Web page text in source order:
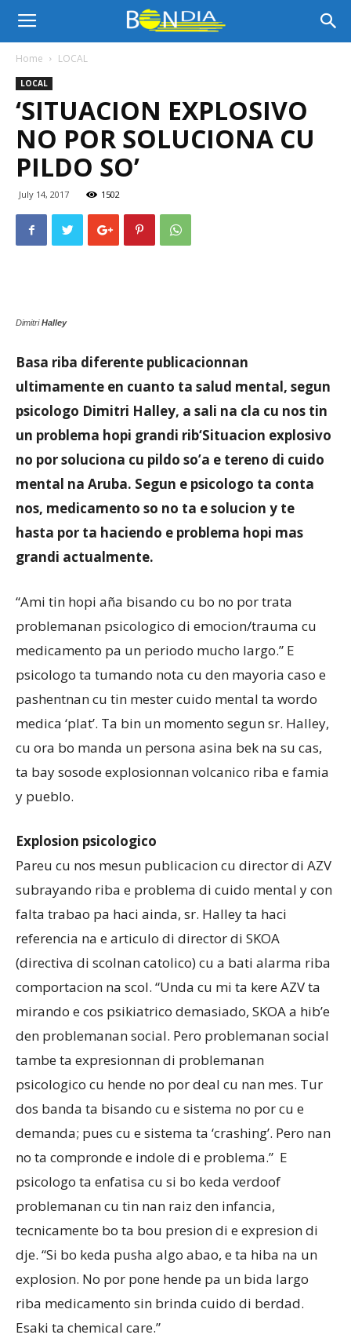
Bon
Dia
Aruba
Aruba
Home LOCAL
LOCAL
‘SITUACION EXPLOSIVO
NO POR SOLUCIONA CU
PILDO SO’
July 14, 2017 1502
DimitriHalley
Basa riba diferente publicacionnan
ultimamente en cuanto ta salud mental, segun
psicologo Dimitri Halley, a sali na cla cu nos tin
un problema hopi grandi rib‘Situacion explosivo
no por soluciona cu pildo so’a e tereno di cuido
mental na Aruba. Segun e psicologo ta conta
nos, medicamento so no ta e solucion y te
hasta por ta haciendo e problema hopi mas
grandi actualmente.
“Ami tin hopi aña bisando cu bo no por trata
problemanan psicologico di emocion/trauma cu
medicamento pa un periodo mucho largo.” E
psicologo ta tumando nota cu den mayoria caso e
pashentnan cu tin mester cuido mental ta wordo
medica ‘plat’. Ta bin un momento segun sr. Halley,
cu ora bo manda un persona asina bek na su cas,
ta bay sosode explosionnan volcanico riba e famia
y pueblo.
Explosion psicologico
Pareu cu nos mesun publicacion cu director di AZV
subrayando riba e problema di cuido mental y con
falta trabao pa haci ainda, sr. Halley ta haci
referencia na e articulo di director di SKOA
(directiva di scolnan catolico) cu a bati alarma riba
comportacion na scol. “Unda cu mi ta kere AZV ta
mirando e cos psikiatrico demasiado, SKOA a hib’e
den problemanan social. Pero problemanan social
tambe ta expresionnan di problemanan
psicologico cu hende no por deal cu nan mes. Tur
dos banda ta bisando cu e sistema no por cu e
demanda; pues cu e sistema ta ‘crashing’. Pero nan
no ta compronde e indole di e problema.” E
psicologo ta enfatisa cu si bo keda verdoof
problemanan cu tin nan raiz den infancia,
tecnicamente bo ta bou presion di e expresion di
dje. “Si bo keda pusha algo abao, e ta hiba na un
explosion. No por pone hende pa un bida largo
riba medicamento sin brinda cuido di berdad.
Esaki ta chemical care.”